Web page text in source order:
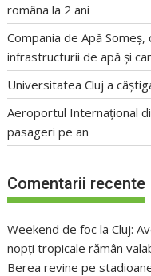
româna la 2 ani
Compania de Apă
infrastructurii de apă și
Universitatea Cluj a
Aeroportul Internațional
pasageri pe an
Comentarii recente
Weekend de foc la Cluj:
nopți tropicale rămân
Berea revine pe